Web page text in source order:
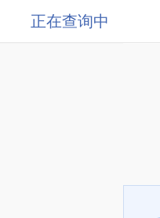
正在查询中